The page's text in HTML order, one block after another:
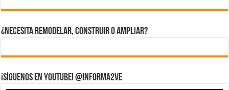
¿Necesita Remodelar, Construir o ampliar?
¡Síguenos en YouTube! @informa2ve